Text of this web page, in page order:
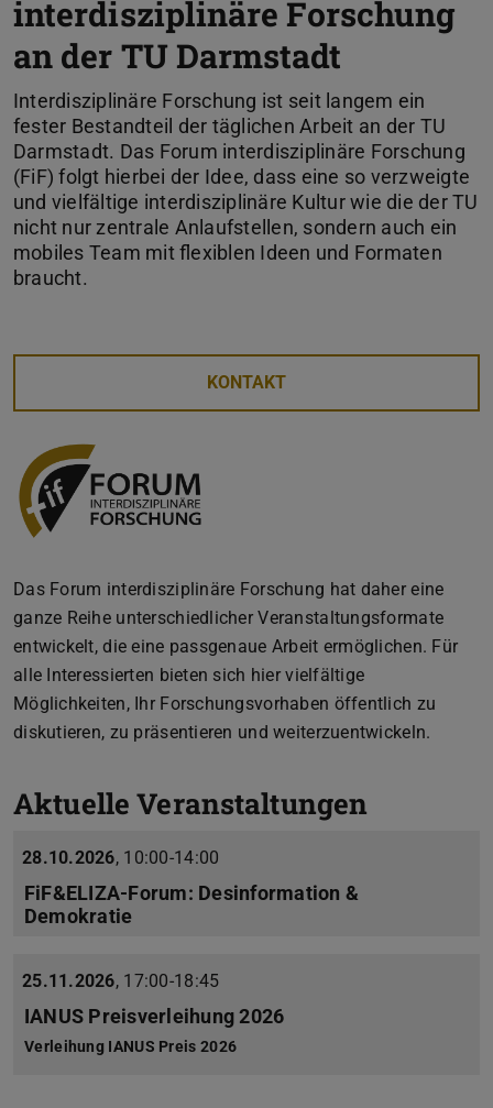
interdisziplinäre Forschung
an der TU Darmstadt
Interdisziplinäre Forschung ist seit langem ein
fester Bestandteil der täglichen Arbeit an der TU
Darmstadt. Das Forum interdisziplinäre Forschung
(FiF) folgt hierbei der Idee, dass eine so verzweigte
und vielfältige interdisziplinäre Kultur wie die der TU
nicht nur zentrale Anlaufstellen, sondern auch ein
mobiles Team mit flexiblen Ideen und Formaten
braucht.
KONTAKT
Das Forum interdisziplinäre Forschung hat daher eine
ganze Reihe unterschiedlicher Veranstaltungsformate
entwickelt, die eine passgenaue Arbeit ermöglichen. Für
alle Interessierten bieten sich hier vielfältige
Möglichkeiten, Ihr Forschungsvorhaben öffentlich zu
diskutieren, zu präsentieren und weiterzuentwickeln.
Aktuelle Veranstaltungen
28.10.2026, 10:00-14:00
FiF&ELIZA-Forum: Desinformation &
Demokratie
25.11.2026, 17:00-18:45
IANUS Preisverleihung 2026
Verleihung IANUS Preis 2026